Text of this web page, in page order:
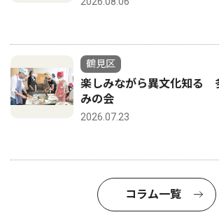
鶴見区
楽しみながら異文化知る
みの会
2026.07.23
コラム一覧